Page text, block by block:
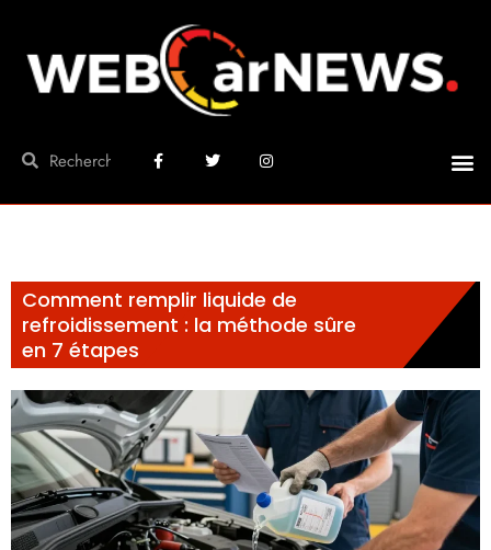
Comment remplir liquide de
refroidissement : la méthode sûre
en 7 étapes